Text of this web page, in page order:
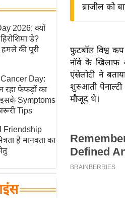
2026: क्यों
डे?
की पूरी
Day:
रहा फेफड़ों का
Symptoms
Tips
Friendship
है मानवता का
ब्राजील को
फुटबॉल विश्व कप
नॉर्वे के
एंसेलोटी ने
शुरुआती पेनाल्टी
मौजूद थे।